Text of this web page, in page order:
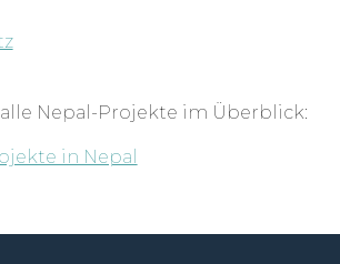
Nepal-Projekte im Überblick:
in Nepal